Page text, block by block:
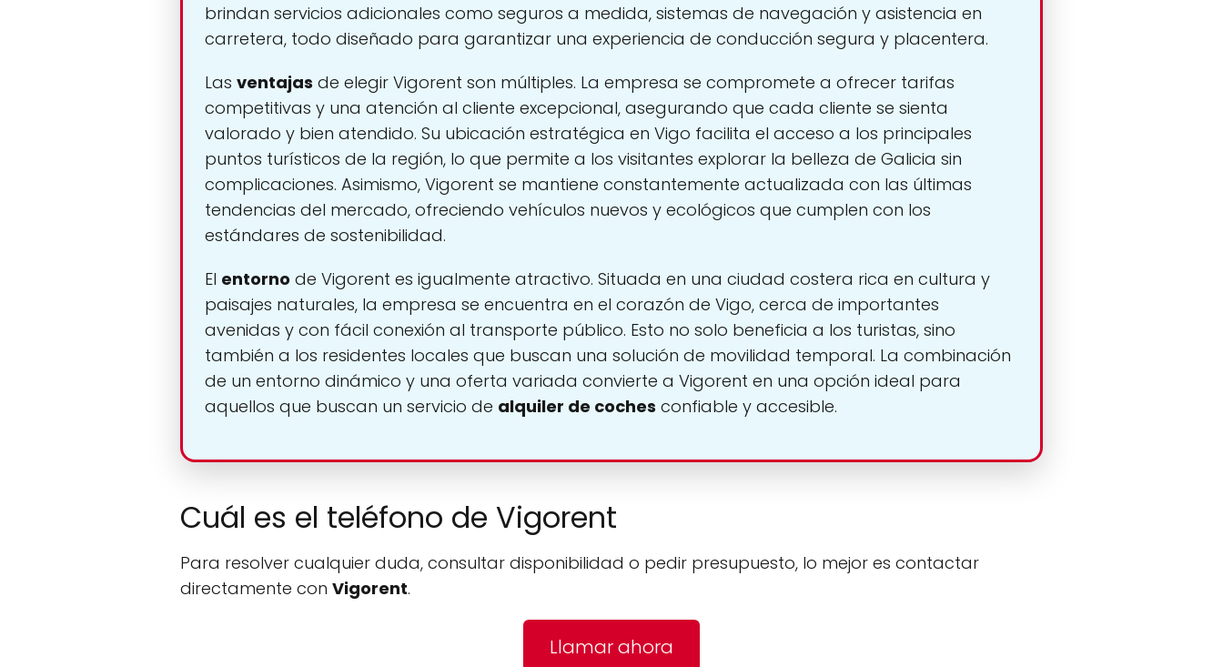
brindan servicios adicionales como seguros a medida, sistemas de navegación y asistencia en
carretera, todo diseñado para garantizar una experiencia de conducción segura y placentera.
Las ventajas de elegir Vigorent son múltiples. La empresa se compromete a ofrecer tarifas
competitivas y una atención al cliente excepcional, asegurando que cada cliente se sienta
valorado y bien atendido. Su ubicación estratégica en Vigo facilita el acceso a los principales
puntos turísticos de la región, lo que permite a los visitantes explorar la belleza de Galicia sin
complicaciones. Asimismo, Vigorent se mantiene constantemente actualizada con las últimas
tendencias del mercado, ofreciendo vehículos nuevos y ecológicos que cumplen con los
estándares de sostenibilidad.
El entorno de Vigorent es igualmente atractivo. Situada en una ciudad costera rica en cultura y
paisajes naturales, la empresa se encuentra en el corazón de Vigo, cerca de importantes
avenidas y con fácil conexión al transporte público. Esto no solo beneficia a los turistas, sino
también a los residentes locales que buscan una solución de movilidad temporal. La combinación
de un entorno dinámico y una oferta variada convierte a Vigorent en una opción ideal para
aquellos que buscan un servicio de alquiler de coches confiable y accesible.
Cuál es el teléfono de Vigorent
Para resolver cualquier duda, consultar disponibilidad o pedir presupuesto, lo mejor es contactar
directamente con Vigorent.
Llamar ahora